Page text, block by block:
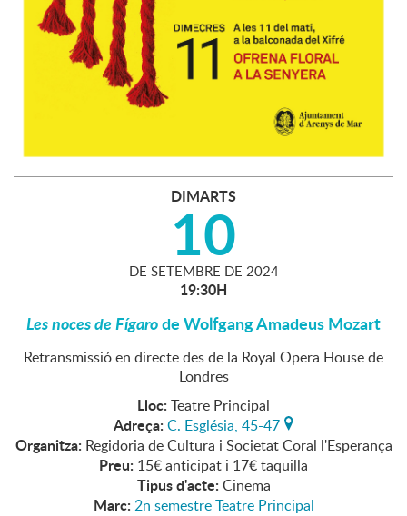
DIMARTS
10
DE SETEMBRE DE 2024
19:30H
Les noces de Fígarode Wolfgang Amadeus Mozart
Retransmissió en directe des de la Royal Opera House de
Londres
Lloc: Teatre Principal
Adreça: C. Església, 45-47
Organitza: Regidoria de Cultura i Societat Coral l'Esperança
Preu: 15€ anticipat i 17€ taquilla
Tipus d'acte: Cinema
Marc: 2n semestre Teatre Principal